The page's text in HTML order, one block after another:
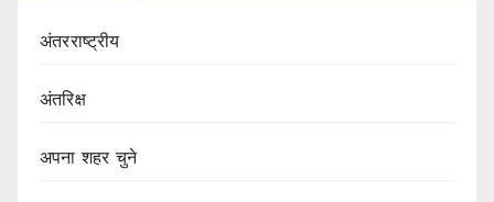
अंतरराष्ट्रीय
अंतरिक्ष
अपना शहर चुने